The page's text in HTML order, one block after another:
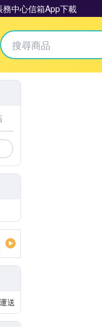
務中心信箱App下載
Yahoo拍賣
送